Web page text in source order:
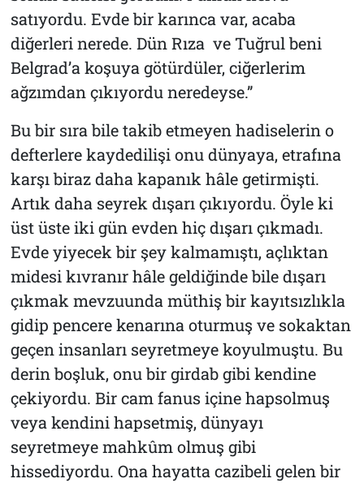
satıyordu. Evde bir karınca var, acaba
diğerleri nerede. Dün Rıza ve Tuğrul beni
Belgrad’a koşuya götürdüler, ciğerlerim
ağzımdan çıkıyordu neredeyse.”
Bu bir sıra bile takib etmeyen hadiselerin o
defterlere kaydedilişi onu dünyaya, etrafına
karşı biraz daha kapanık hâle getirmişti.
Artık daha seyrek dışarı çıkıyordu. Öyle ki
üst üste iki gün evden hiç dışarı çıkmadı.
Evde yiyecek bir şey kalmamıştı, açlıktan
midesi kıvranır hâle geldiğinde bile dışarı
çıkmak mevzuunda müthiş bir kayıtsızlıkla
gidip pencere kenarına oturmuş ve sokaktan
geçen insanları seyretmeye koyulmuştu. Bu
derin boşluk, onu bir girdab gibi kendine
çekiyordu. Bir cam fanus içine hapsolmuş
veya kendini hapsetmiş, dünyayı
seyretmeye mahkûm olmuş gibi
hissediyordu. Ona hayatta cazibeli gelen bir